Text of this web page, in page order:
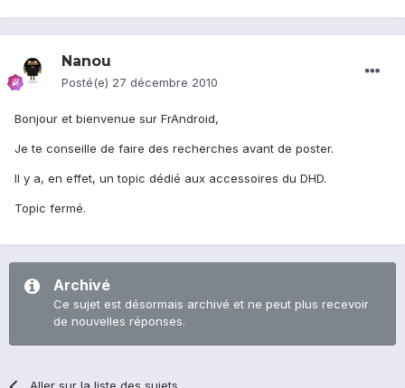
Nanou
Posté(e) 27 décembre 2010
Bonjour et bienvenue sur FrAndroid,
Je te conseille de faire des recherches avant de poster.
Il y a, en effet, un topic dédié aux accessoires du DHD.
Topic fermé.
Archivé
Ce sujet est désormais archivé et ne peut plus recevoir
de nouvelles réponses.